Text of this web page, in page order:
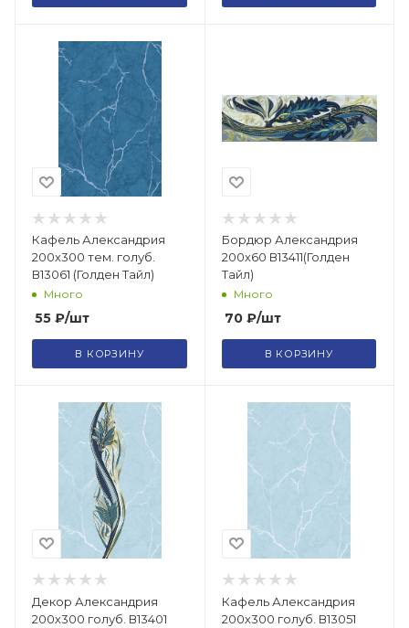
Кафель Александрия
200х300 тем. голуб.
В13061 (Голден Тайл)
Много
55 ₽/шт
В КОРЗИНУ
Бордюр Александрия
200х60 В13411(Голден
Тайл)
Много
70₽/шт
В КОРЗИНУ
Декор Александрия
200х300 голуб. В13401
Кафель Александрия
200х300 голуб. В13051